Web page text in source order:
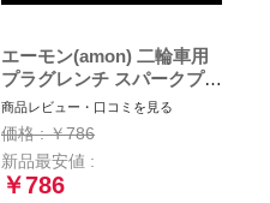
エーモン(amon) 二輪車用
プラグレンチ スパークプラ
グレンチ バイク用
(16mm・18mm・21mmに
対応) 収納袋付 8844
商品レビュー・口コミを見る
価格 : ￥786
新品最安値 :
￥786